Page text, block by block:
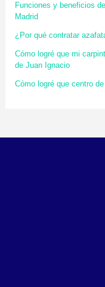
Funciones y beneficios
Madrid
¿Por qué contratar
Cómo logré que mi
de Juan Ignacio
Cómo logré que centro